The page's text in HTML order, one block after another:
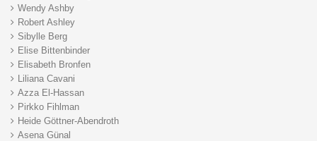
Wendy Ashby
Robert Ashley
Sibylle Berg
Elise Bittenbinder
Elisabeth Bronfen
Liliana Cavani
Azza El-Hassan
Pirkko Fihlman
Heide Göttner-Abendroth
Asena Günal